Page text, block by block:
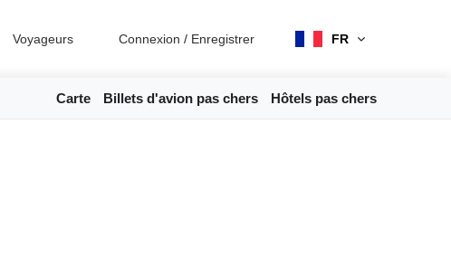
Voyageurs Connexion / Enregistrer FR
Carte Billets d'avion pas chers Hôtels pas chers